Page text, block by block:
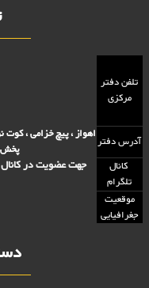
تلفن دفتر
مرکزی
آدرس دفتراهواز ، پیچ خزامی ،
پخش
کانال
تلگرام
جهت عضویت در کانال
موقعیت
جغرافیایی